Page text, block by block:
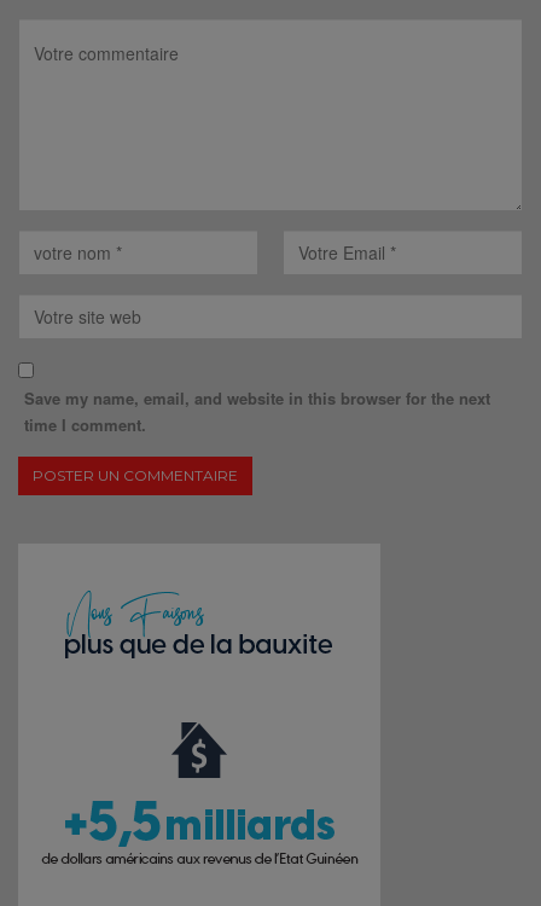
Save my name, email, and website in this browser for the next
time I comment.